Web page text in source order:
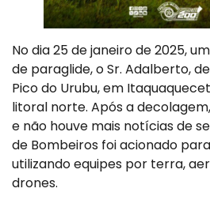
No dia 25 de janeiro de 2025,
de paraglide, o Sr. Adalberto,
Pico do Urubu, em
litoral norte. Após a
e não houve mais notícias de
de Bombeiros foi acionado
utilizando equipes por terra,
drones.